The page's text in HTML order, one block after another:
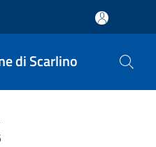
di Scarlino